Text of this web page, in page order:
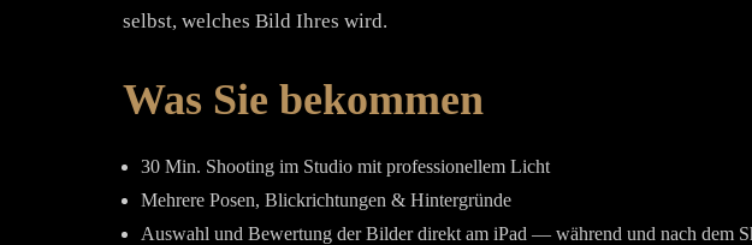
selbst, welches Bild Ihres wird.
Was Sie bekommen
30 Min. Shooting im Studio mit professionellem Licht
Mehrere Posen, Blickrichtungen & Hintergründe
Auswahl und Bewertung der Bilder direkt am iPad — während und nach dem